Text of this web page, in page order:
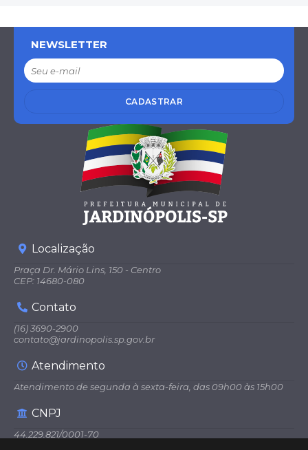
NEWSLETTER
CADASTRAR
Localização
Praça Dr. Mário Lins, 150 - Centro
CEP: 14680-080
Contato
(16) 3690-2900
contato@jardinopolis.sp.gov.br
Atendimento
Atendimento de segunda à sexta-feira, das 09h00 às 15h00
CNPJ
44.229.821/0001-70